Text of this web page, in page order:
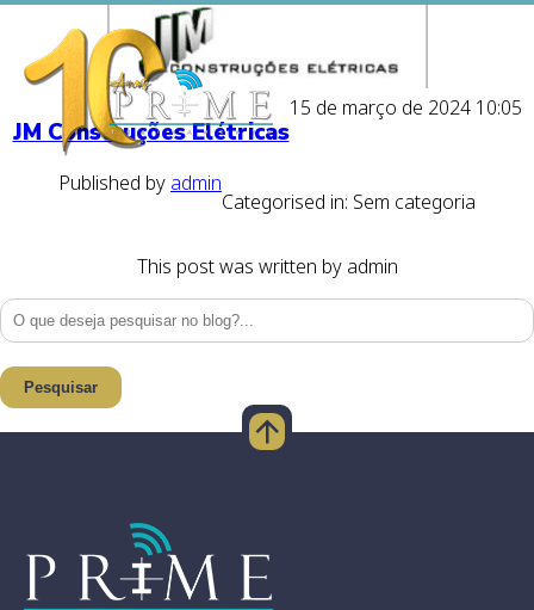
JM Construções Elétricas
15 de março de 2024 10:05
Published by admin
Categorised in: Sem categoria
This post was written by admin
Pesquisar